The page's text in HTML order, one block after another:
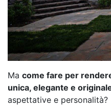
Ma come fare per
unica, elegante e
aspettative e personalità?